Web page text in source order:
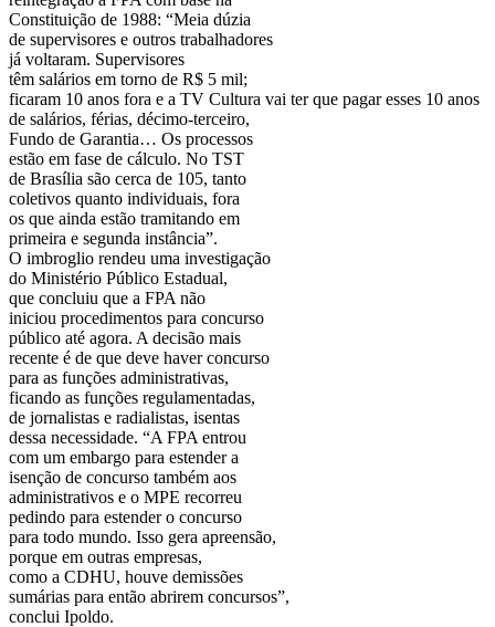
Constituição de 1988: “Meia dúzia
de supervisores e outros trabalhadores
já voltaram. Supervisores
têm salários em torno de R$ 5 mil;
ficaram 10 anos fora e a TV Cultura vai ter que pagar esses 10 anos
de salários, férias, décimo-terceiro,
Fundo de Garantia… Os processos
estão em fase de cálculo. No TST
de Brasília são cerca de 105, tanto
coletivos quanto individuais, fora
os que ainda estão tramitando em
primeira e segunda instância”.
O imbroglio rendeu uma investigação
do Ministério Público Estadual,
que concluiu que a FPA não
iniciou procedimentos para concurso
público até agora. A decisão mais
recente é de que deve haver concurso
para as funções administrativas,
ficando as funções regulamentadas,
de jornalistas e radialistas, isentas
dessa necessidade. “A FPA entrou
com um embargo para estender a
isenção de concurso também aos
administrativos e o MPE recorreu
pedindo para estender o concurso
para todo mundo. Isso gera apreensão,
porque em outras empresas,
como a CDHU, houve demissões
sumárias para então abrirem concursos”,
conclui Ipoldo.